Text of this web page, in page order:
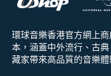
環球音樂香港官方網上
本，涵蓋中外流行、古
藏家帶來高品質的音樂體